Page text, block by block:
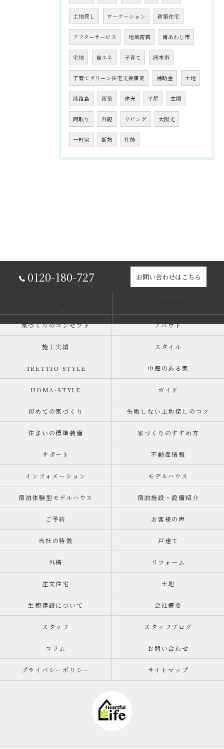
土地探し ワーケーション 新築住宅
アフターサービス 地域密着 南あわじ市
宅地 省エネ 子育て 洲本市
子育てグリーン住宅支援事業 補助金 土地
淡路島 新築 建売 平屋 玄関
間取り 外観 リビング 太陽光
一軒家 断熱 性能
0120-180-727 お問い合わせはこちら
家づくりのコンセプト アバウト
施工実績 スタイル
TRETTIO₋STYLE 中庭のある家
HOMA-STYLE ガイド
初めての家づくり 失敗しない土地探しのコツ
住まいの標準装備 家づくりのすすめ方
サポート 不動産情報
インフォメーション モデルハウス
宿泊体験型モデルハウス 宿泊施設・設備紹介
ご予約 お客様の声
当社の特徴 戸建て
外構 リフォーム
注文住宅 土地
生穂建設について 会社概要
スタッフ スタッフブログ
コラム お問い合わせ
プライバシーポリシー サイトマップ